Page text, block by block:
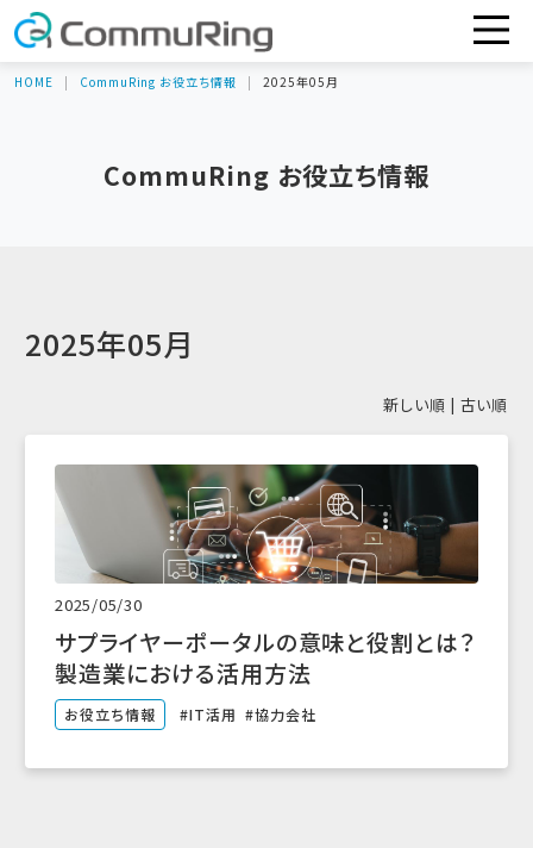
HOME CommuRing お役立ち情報 2025年05月
CommuRing お役立ち情報
2025年05月
新しい順 | 古い順
2025/05/30
サプライヤーポータルの意味と役割とは？
製造業における活用方法
お役立ち情報 IT活用 協力会社